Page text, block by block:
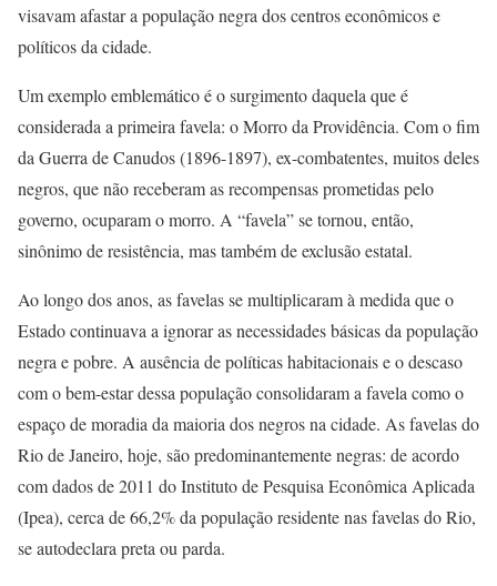
visavam afastar a população negra dos centros econômicos e
políticos da cidade.
Um exemplo emblemático é o surgimento daquela que é
considerada a primeira favela: o Morro da Providência. Com o fim
da Guerra de Canudos (1896-1897), ex-combatentes, muitos deles
negros, que não receberam as recompensas prometidas pelo
governo, ocuparam o morro. A “favela” se tornou, então,
sinônimo de resistência, mas também de exclusão estatal.
Ao longo dos anos, as favelas se multiplicaram à medida que o
Estado continuava a ignorar as necessidades básicas da população
negra e pobre. A ausência de políticas habitacionais e o descaso
com o bem-estar dessa população consolidaram a favela como o
espaço de moradia da maioria dos negros na cidade. As favelas do
Rio de Janeiro, hoje, são predominantemente negras: de acordo
com dados de 2011 do Instituto de Pesquisa Econômica Aplicada
(Ipea), cerca de 66,2% da população residente nas favelas do Rio,
se autodeclara preta ou parda.